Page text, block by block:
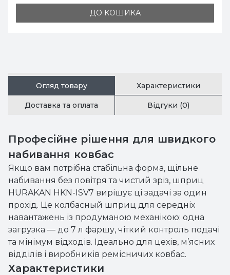
ДО КОШИКА
Огляд товару Характеристики
Доставка та оплата Відгуки (0)
Професійне рішення для швидкого
набивання ковбас
Якщо вам потрібна стабільна форма, щільне
набивання без повітря та чистий зріз, шприц
HURAKAN HKN-ISV7 вирішує ці задачі за один
прохід. Це колбасный шприц для середніх
навантажень із продуманою механікою: одна
загрузка — до 7 л фаршу, чіткий контроль подачі
та мінімум відходів. Ідеально для цехів, м’ясних
відділів і виробників ремісничих ковбас.
Характеристики